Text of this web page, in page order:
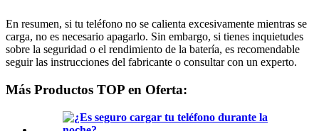
En resumen, si tu teléfono no se calienta excesivamente mientras se
carga, no es necesario apagarlo. Sin embargo, si tienes inquietudes
sobre la seguridad o el rendimiento de la batería, es recomendable
seguir las instrucciones del fabricante o consultar con un experto.
Más Productos TOP en Oferta: